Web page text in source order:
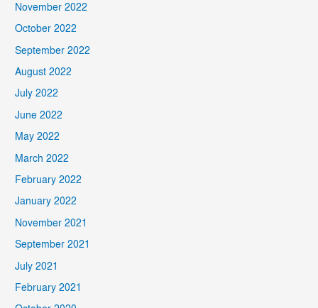
November 2022
October 2022
September 2022
August 2022
July 2022
June 2022
May 2022
March 2022
February 2022
January 2022
November 2021
September 2021
July 2021
February 2021